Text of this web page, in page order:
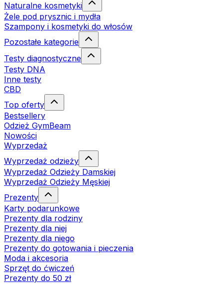
Naturalne kosmetyki
Żele pod prysznic i mydła
Szampony i kosmetyki do włosów
Pozostałe kategorie
Testy diagnostyczne
Testy DNA
Inne testy
CBD
Top oferty
Bestsellery
Odzież GymBeam
Nowości
Wyprzedaż
Wyprzedaż odzieży
Wyprzedaż Odzieży Damskiej
Wyprzedaż Odzieży Męskiej
Prezenty
Karty podarunkowe
Prezenty dla rodziny
Prezenty dla niej
Prezenty dla niego
Prezenty do gotowania i pieczenia
Moda i akcesoria
Sprzęt do ćwiczeń
Prezenty do 50 zł